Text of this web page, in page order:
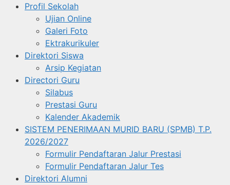
Profil Sekolah
Ujian Online
Galeri Foto
Ektrakurikuler
Direktori Siswa
Arsip Kegiatan
Directori Guru
Silabus
Prestasi Guru
Kalender Akademik
SISTEM PENERIMAAN MURID BARU (SPMB) T.P.
2026/2027
Formulir Pendaftaran Jalur Prestasi
Formulir Pendaftaran Jalur Tes
Direktori Alumni